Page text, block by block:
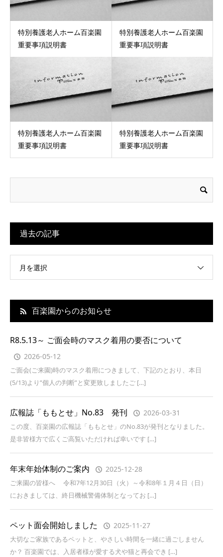
特別養護老人ホーム百楽園
重要事項説明書
特別養護老人ホーム百楽園
重要事項説明書
特別養護老人ホーム百楽園
重要事項説明書
特別養護老人ホーム百楽園
重要事項説明書
過去の記事
月を選択
百楽園からのお知らせ
R8.5.13～ ご面会時のマスク着用の要否について
2026-05-12
ご面会(ご来園)時のマスク着用につきまして、下記のとおり、本日
(5/13)より”個人の判断”と変更致しましたご […]
広報誌「ももとせ」No.83 発刊 2026-03-31
この度、百楽園の広報誌「ももとせ」のNo.83が発刊となりました。
是非皆様方で広くご高覧いただければ幸いです […]
年末年始体制のご案内 2025-12-28
ご来園の皆様へ 令和7年12月30日（火）～令和8年１月４日（日）
におきましては、終日機械警備体制となってお […]
ペット面会開始しました 2025-11-27
大切なご家族であるペットと、やさしい時間を一緒に過ごしません
か？ 百楽園では、入居者様が愛する犬や猫と再会でき […]